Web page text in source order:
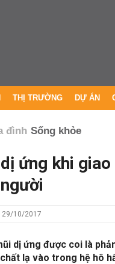
THỊ TRƯỜNG DỰ ÁN
đình Sống khỏe
ứng khi
29/10/2017
dị ứng được coi là
lạ vào trong hệ hô